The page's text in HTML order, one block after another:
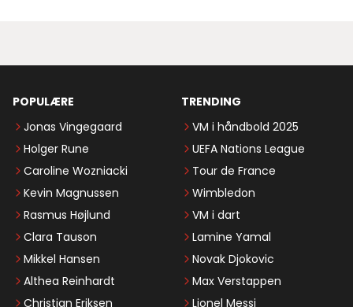
POPULÆRE
Jonas Vingegaard
Holger Rune
Caroline Wozniacki
Kevin Magnussen
Rasmus Højlund
Clara Tauson
Mikkel Hansen
Althea Reinhardt
Christian Eriksen
TRENDING
VM i håndbold 2025
UEFA Nations League
Tour de France
Wimbledon
VM i dart
Lamine Yamal
Novak Djokovic
Max Verstappen
Lionel Messi